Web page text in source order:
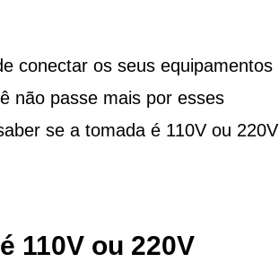
conectar os seus equipamentos
não passe mais por esses
se a tomada é 110V ou 220V
110V ou 220V